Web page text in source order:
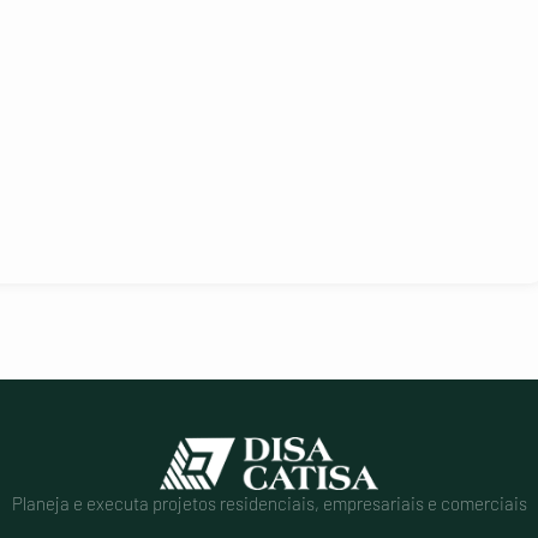
Planeja e executa projetos residenciais, empresariais e comerciais